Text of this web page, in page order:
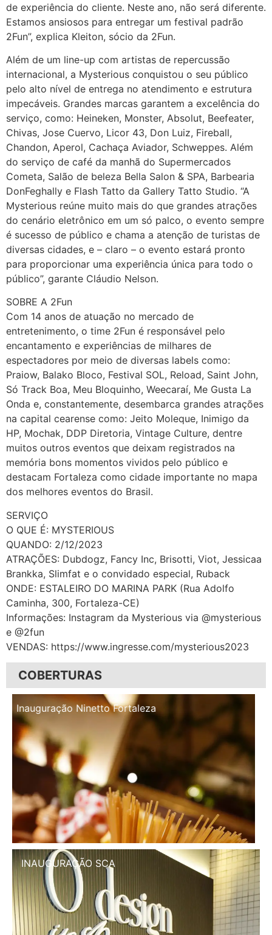
de experiência do cliente. Neste ano, não será diferente.
Estamos ansiosos para entregar um festival padrão
2Fun”, explica Kleiton, sócio da 2Fun.
Além de um line-up com artistas de repercussão
internacional, a Mysterious conquistou o seu público
pelo alto nível de entrega no atendimento e estrutura
impecáveis. Grandes marcas garantem a excelência do
serviço, como: Heineken, Monster, Absolut, Beefeater,
Chivas, Jose Cuervo, Licor 43, Don Luiz, Fireball,
Chandon, Aperol, Cachaça Aviador, Schweppes. Além
do serviço de café da manhã do Supermercados
Cometa, Salão de beleza Bella Salon & SPA, Barbearia
DonFeghally e Flash Tatto da Gallery Tatto Studio. “A
Mysterious reúne muito mais do que grandes atrações
do cenário eletrônico em um só palco, o evento sempre
é sucesso de público e chama a atenção de turistas de
diversas cidades, e – claro – o evento estará pronto
para proporcionar uma experiência única para todo o
público”, garante Cláudio Nelson.
SOBRE A 2Fun
Com 14 anos de atuação no mercado de
entretenimento, o time 2Fun é responsável pelo
encantamento e experiências de milhares de
espectadores por meio de diversas labels como:
Praiow, Balako Bloco, Festival SOL, Reload, Saint John,
Só Track Boa, Meu Bloquinho, Weecaraí, Me Gusta La
Onda e, constantemente, desembarca grandes atrações
na capital cearense como: Jeito Moleque, Inimigo da
HP, Mochak, DDP Diretoria, Vintage Culture, dentre
muitos outros eventos que deixam registrados na
memória bons momentos vividos pelo público e
destacam Fortaleza como cidade importante no mapa
dos melhores eventos do Brasil.
SERVIÇO
O QUE É: MYSTERIOUS
QUANDO: 2/12/2023
ATRAÇÕES: Dubdogz, Fancy Inc, Brisotti, Viot, Jessicaa
Brankka, Slimfat e o convidado especial, Ruback
ONDE: ESTALEIRO DO MARINA PARK (Rua Adolfo
Caminha, 300, Fortaleza-CE)
Informações: Instagram da Mysterious via @mysterious
e @2fun
VENDAS: https://www.ingresse.com/mysterious2023
COBERTURAS
Inauguração Illa Café
INAUGURAÇÃO SCA